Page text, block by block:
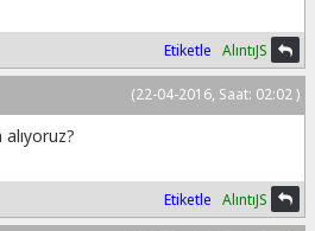
Etiketle AlıntıJS
(22-04-2016, Saat: 02:02 )
Etiketle AlıntıJS